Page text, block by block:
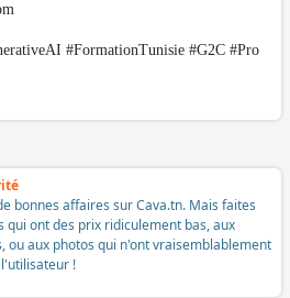
#FormationTunisie #G2C #Pro
bonnes affaires sur Cava.tn. Mais faites
qui ont des prix ridiculement bas, aux
ou aux photos qui n'ont vraisemblablement
!